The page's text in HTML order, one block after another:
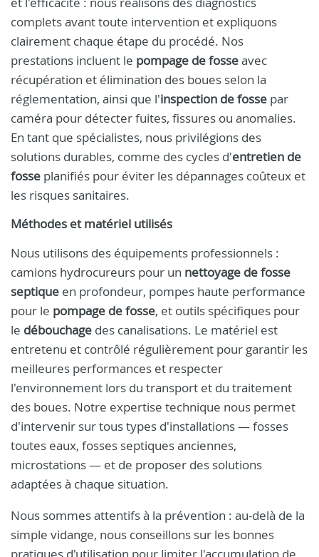
complets avant toute intervention et expliquons
clairement chaque étape du procédé. Nos
prestations incluent le pompage de fosseavec
récupération et élimination des boues selon la
réglementation, ainsi que l'inspection de fosse par
caméra pour détecter fuites, fissures ou anomalies.
En tant que spécialistes, nous privilégions des
solutions durables, comme des cycles d'entretien de
fosse planifiés pour éviter les dépannages coûteux et
les risques sanitaires.
Méthodes et matériel utilisés
Nous utilisons des équipements professionnels :
camions hydrocureurs pour un nettoyage de fosse
septique en profondeur, pompes haute performance
pour le pompage de fosse, et outils spécifiques pour
le débouchage des canalisations. Le matériel est
entretenu et contrôlé régulièrement pour garantir les
meilleures performances et respecter
l'environnement lors du transport et du traitement
des boues. Notre expertise technique nous permet
d'intervenir sur tous types d'installations — fosses
toutes eaux, fosses septiques anciennes,
microstations — et de proposer des solutions
adaptées à chaque situation.
Nous sommes attentifs à la prévention : au-delà de la
simple vidange, nous conseillons sur les bonnes